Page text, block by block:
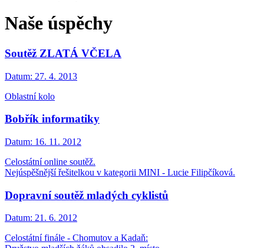
Naše úspěchy
Soutěž ZLATÁ VČELA
Datum: 27. 4. 2013
Oblastní kolo
Bobřík informatiky
Datum: 16. 11. 2012
Celostátní online soutěž.
Nejúspěšnější řešitelkou v kategorii MINI - Lucie Filipčíková.
Dopravní soutěž mladých cyklistů
Datum: 21. 6. 2012
Celostátní finále - Chomutov a Kadaň: